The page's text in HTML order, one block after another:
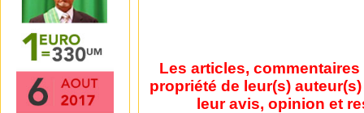
Les articles,
propriété de leur(s)
leur avis, opinion et